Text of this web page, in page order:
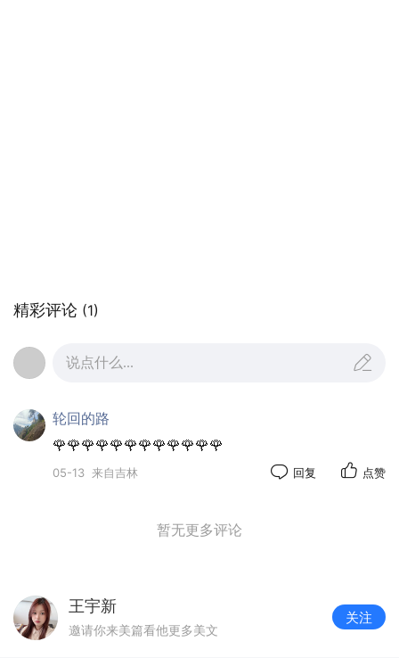
此次邀请青年志愿者参观科普馆，既帮志愿者
掌握避险技能，也为组建志愿宣讲队伍、打通基层
精彩评论 (1)
说点什么...
轮回的路
🌹🌹🌹🌹🌹🌹🌹🌹🌹🌹🌹🌹
05-13 来自吉林 回复 点赞
暂无更多评论
王宇新
邀请你来美篇看他更多美文
关注